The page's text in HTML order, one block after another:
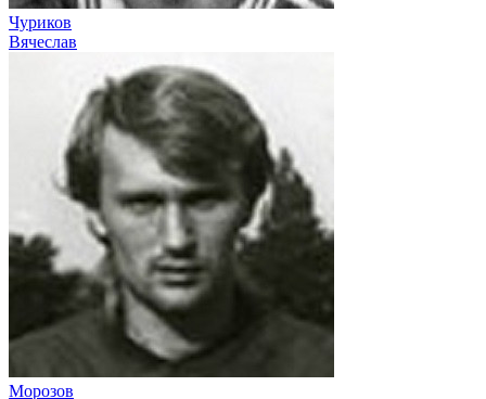
Чуриков
Вячеслав
Морозов